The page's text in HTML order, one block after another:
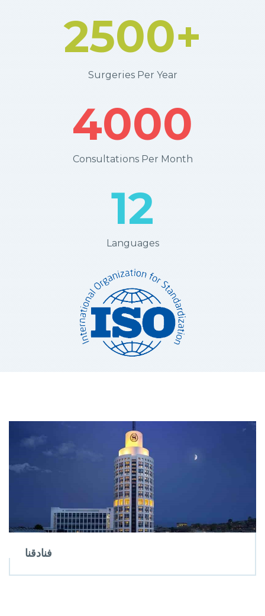
2500+
Surgeries Per Year
4000
Consultations Per Month
12
Languages
فنادقنا